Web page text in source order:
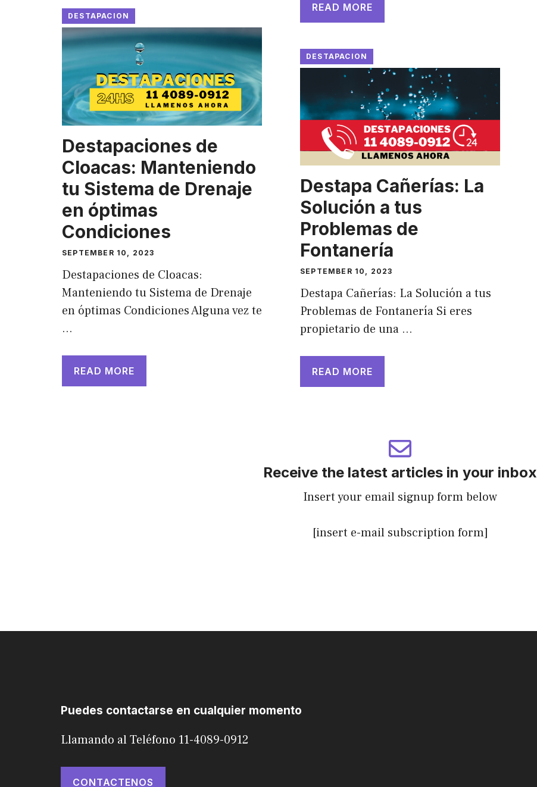
READ MORE
DESTAPACION
Destapaciones de
Cloacas: Manteniendo
tu Sistema de Drenaje
en óptimas
Condiciones
SEPTEMBER 10, 2023
Destapaciones de Cloacas:
Manteniendo tu Sistema de Drenaje
en óptimas Condiciones Alguna vez te
…
READ MORE
DESTAPACION
Destapa Cañerías: La
Solución a tus
Problemas de
Fontanería
SEPTEMBER 10, 2023
Destapa Cañerías: La Solución a tus
Problemas de Fontanería Si eres
propietario de una …
READ MORE
Receive the latest articles in your inbox
Insert your email signup form below
[insert e-mail subscription form]
Puedes contactarse en cualquier momento
Llamando al Teléfono 11-4089-0912
CONTACTENOS